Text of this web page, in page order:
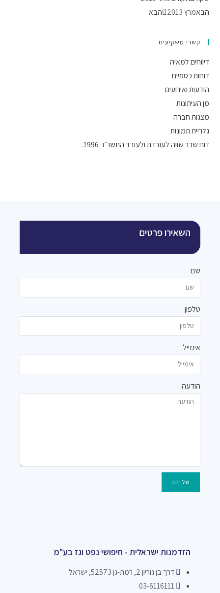
הבאמרץ 2013 הבא
קשרי משקיעים
דיווחים למאיה
דוחות כספיים
הודעות ואירועים
מן העיתונות
מצגות חברה
גלריית תמונות
דוח שכר שווה לעובדת ולעובד התשנ״ו -1996.
השאירו פרטים
שם
טלפון
אימייל
הודעה
שליחה
הזדמנות ישראלית - חיפושי נפט וגז בע"מ
דרך בן גוריון 2, רמת-גן 52573, ישראל
03-6116111